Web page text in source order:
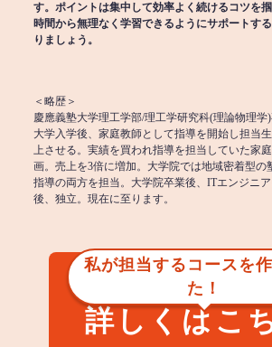
す。ポイントは集中して効率よく続けるコツを
時間から無理なく学習できるようにサポートす
りましょう。
＜略歴＞
慶應義塾大学理工学部/理工学研究科(理論物理学
大学入学後、家庭教師として指導を開始し担当
上させる。実績を買われ指導を担当していた家
画。売上を3倍に増加。大学院では地域密着型の
指導の両方を担当。大学院卒業後、ITエンジニ
後、独立。現在に至ります。
私が担当するコースを
た！
詳しくはこ